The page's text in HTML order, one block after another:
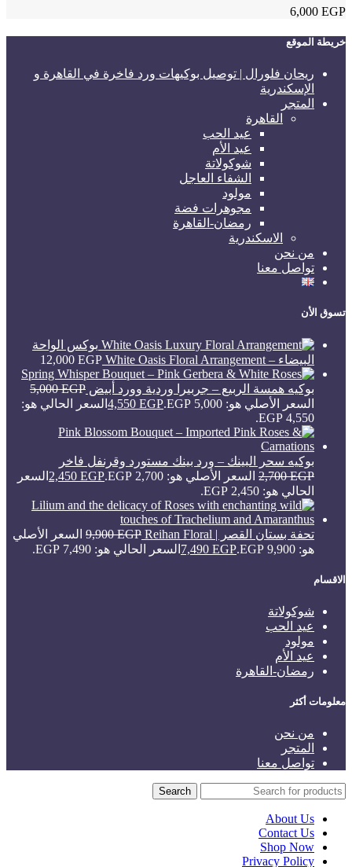
6,000 EGP
خريطة الموقع
ريحان فلورال | توصيل بوكيهات ورد فاخرة في القاهرة و
الإسكندرية
المتجر
القاهرة
عيد الحب
عيد الأم
شوكولاتة
الشفاء العاجل
مولود
مجوهرات فضة
رمضان-القاهرة
الاسكندرية
من نحن
تواصل معنا
تسوق الأن
بوكس الواحة
البيضاء – White Oasis Floral Arrangement
12,000 EGP
بوكيه همسة الربيع – جربيرا وردية وورد أبيض 5,000EGP
السعر الأصلي هو: 5,000 EGP.
4,550 EGP
السعر الحالي هو:
4,550 EGP.
بوكيه سحر البينك – ورد بينك مستورد وقرنفل فاخر
2,700EGP السعر الأصلي هو: 2,700 EGP. 2,450 EGP
السعر
الحالي هو: 2,450 EGP.
تحفة بستان القصر | Reihan Floral 9,900EGP
السعر الأصلي
هو: 9,900 EGP.
7,490 EGP السعر الحالي هو: 7,490 EGP.
الاقسام
شوكولاتة
عيد الحب
مولود
عيد الأم
رمضان-القاهرة
معلومات أكثر
من نحن
المتجر
تواصل معنا
Search
About Us
Contact Us
Shop Now
Privacy Policy